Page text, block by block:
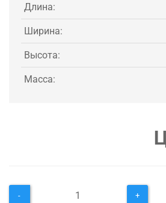
Длина:
Ширина:
Высота:
Масса:
- +